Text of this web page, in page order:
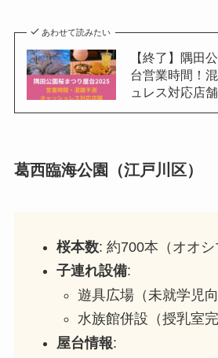
あわせて読みたい
【終了】隅田
台営業時間！
ュレス対応店
葛西臨海公園（江戸川区）
桜本数: 約700本（オオシ
子連れ設備:
遊具広場（未就学児向
水族館併設（授乳室完
屋台情報: